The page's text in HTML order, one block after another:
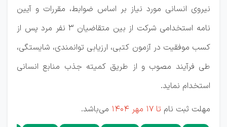
نیروی انسانی مورد نیاز بر اساس ضوابط، مقررات و آیین
نامه استخدامی شرکت از بین متقاضیان ۳ نفر مرد پس از
کسب موفقیت در آزمون کتبی، ارزیابی توانمندی، شایستگی،
طی فرآیند مصوب و از طریق کمیته جذب منابع انسانی
استخدام نماید.
مهلت ثبت نام تا 17 مهر 1404 می‌باشد.